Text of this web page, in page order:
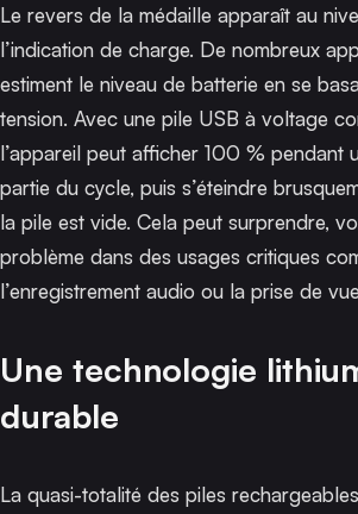
Le revers de la médaille apparaît au
l’indication de charge. De nombreux
estiment le niveau de batterie en se
tension. Avec une pile USB à voltage
l’appareil peut afficher 100 % pendant
partie du cycle, puis s’éteindre
la pile est vide. Cela peut surprendre,
problème dans des usages critiques
l’enregistrement audio ou la prise de
Une technologie
durable
La quasi-totalité des piles